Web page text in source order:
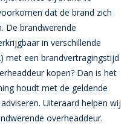
dat de brand zich
De brandwerende
in verschillende
met een brandvertragingstijd
kopen? Dan is het
houdt met de geldende
Uiteraard helpen wij
overheaddeur.